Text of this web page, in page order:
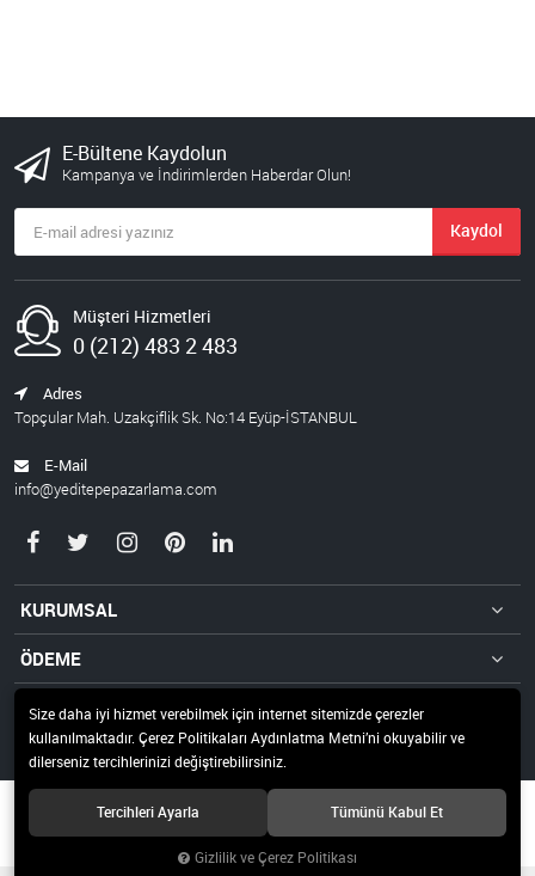
E-Bültene Kaydolun
Kampanya ve İndirimlerden Haberdar Olun!
Kaydol
Müşteri Hizmetleri
0 (212) 483 2 483
Adres
Topçular Mah. Uzakçiflik Sk. No:14 Eyüp-İSTANBUL
E-Mail
info@yeditepepazarlama.com
KURUMSAL
ÖDEME
İLETİŞİM
null
© 2020 YEDİTEPE DAY. TÜK. MAL. PAZ. TİC. LTD.ŞTİ. Tüm hakları saklıdır.
Size daha iyi hizmet verebilmek için internet sitemizde çerezler
kullanılmaktadır. Çerez Politikaları Aydınlatma Metni’ni okuyabilir ve
dilerseniz tercihlerinizi değiştirebilirsiniz.
Tercihleri Ayarla Tümünü Kabul Et
Gizlilik ve Çerez Politikası